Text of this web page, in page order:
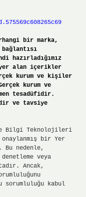
bir marka,
hazırladığımız
yer alan içerikler
kurum ve kişiler
kurum ve
tesadüfidir.
ve tavsiye
Bilgi Teknolojileri
bir Yer
Bu nedenle,
veya
Ancak,
sorumluluğu kabul